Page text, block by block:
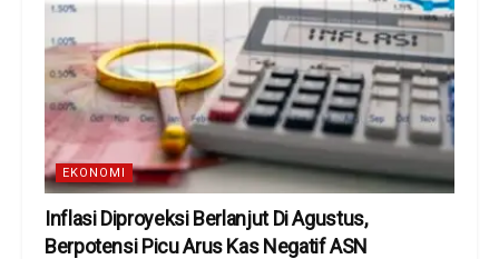
EKONOMI
Inflasi Diproyeksi Berlanjut Di Agustus,
Berpotensi Picu Arus Kas Negatif ASN